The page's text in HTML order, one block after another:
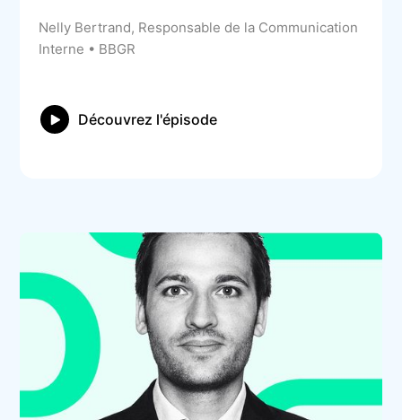
Nelly Bertrand, Responsable de la Communication
Interne • BBGR
Découvrez l'épisode